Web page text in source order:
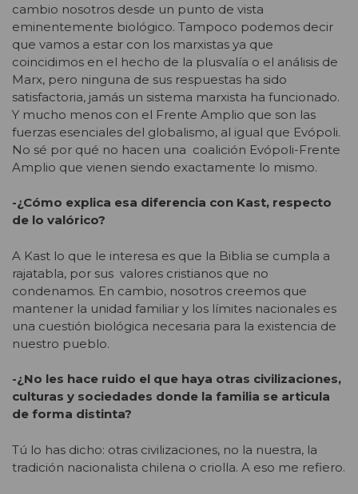
cambio nosotros desde un punto de vista
eminentemente biológico. Tampoco podemos decir
que vamos a estar con los marxistas ya que
coincidimos en el hecho de la plusvalía o el análisis de
Marx, pero ninguna de sus respuestas ha sido
satisfactoria, jamás un sistema marxista ha funcionado.
Y mucho menos con el Frente Amplio que son las
fuerzas esenciales del globalismo, al igual que Evópoli.
No sé por qué no hacen una coalición Evópoli-Frente
Amplio que vienen siendo exactamente lo mismo.
-¿Cómo explica esa diferencia con Kast, respecto
de lo valórico?
A Kast lo que le interesa es que la Biblia se cumpla a
rajatabla, por sus valores cristianos que no
condenamos. En cambio, nosotros creemos que
mantener la unidad familiar y los límites nacionales es
una cuestión biológica necesaria para la existencia de
nuestro pueblo.
-¿No les hace ruido el que haya otras civilizaciones,
culturas y sociedades donde la familia se articula
de forma distinta?
Tú lo has dicho: otras civilizaciones, no la nuestra, la
tradición nacionalista chilena o criolla. A eso me refiero.